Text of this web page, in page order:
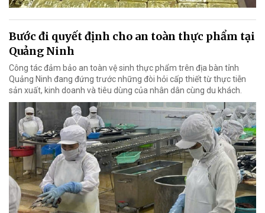
Bước đi quyết định cho an toàn thực phẩm tại
Quảng Ninh
Công tác đảm bảo an toàn vệ sinh thực phẩm trên địa bàn tỉnh
Quảng Ninh đang đứng trước những đòi hỏi cấp thiết từ thực tiễn
sản xuất, kinh doanh và tiêu dùng của nhân dân cùng du khách.